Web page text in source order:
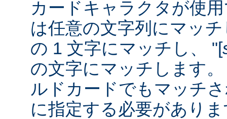
カードキャラクタが使
は任意の文字列にマッ
の 1 文字にマッチし、 "[
の文字にマッチします
ルドカードでもマッチ
に指定する必要があり